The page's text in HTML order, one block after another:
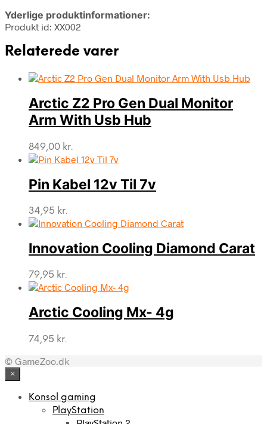
Yderlige produktinformationer:
Produkt id: XX002
Relaterede varer
Arctic Z2 Pro Gen Dual Monitor
Arm With Usb Hub
849,00 kr.
Pin Kabel 12v Til 7v
34,95 kr.
Innovation Cooling Diamond Carat
79,95 kr.
Arctic Cooling Mx- 4g
74,95 kr.
© GameZoo.dk
×
Konsol gaming
PlayStation